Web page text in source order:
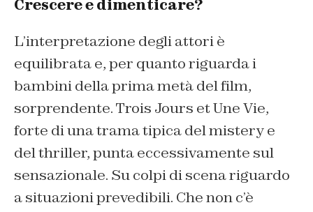
Crescere e dimenticare?
L’interpretazione degli attori è
equilibrata e, per quanto riguarda i
bambini della prima metà del film,
sorprendente.Trois Jours et Une Vie,
forte di una trama tipica del mistery e
del thriller, punta eccessivamente sul
sensazionale. Su colpi di scena riguardo
a situazioni prevedibili. Che non c’è